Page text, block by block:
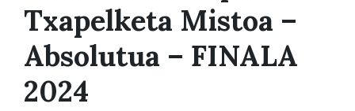
Txapelketa Mistoa –
Absolutua – FINALA
2024